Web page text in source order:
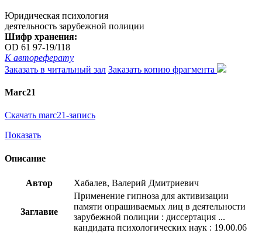
Юридическая психология
деятельность зарубежной полиции
Шифр хранения:
OD 61 97-19/118
К автореферату
Заказать в читальный зал Заказать копию фрагмента
Marc21
Скачать marc21-запись
Показать
Описание
Автор Хабалев, Валерий Дмитриевич
Заглавие
Применение гипноза для активизации
памяти опрашиваемых лиц в деятельности
зарубежной полиции : диссертация ...
кандидата психологических наук : 19.00.06